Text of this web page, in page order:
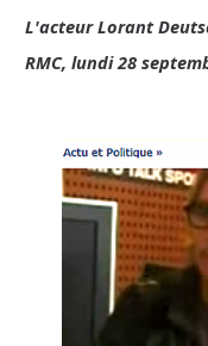
L'acteur Lorant
RMC, lundi 28